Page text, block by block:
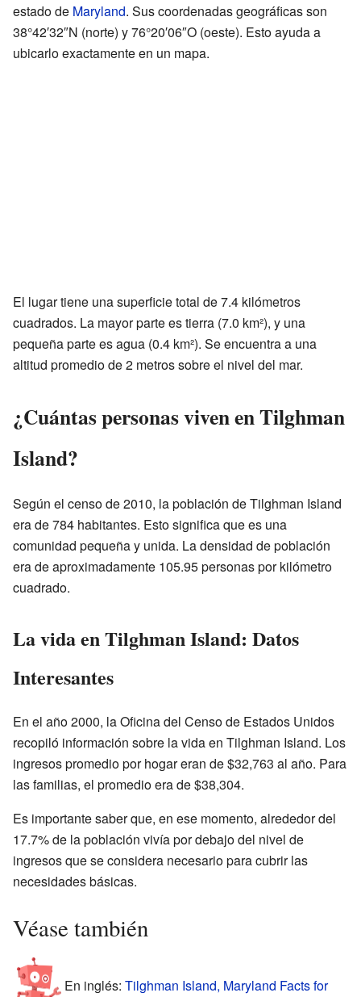
estado de Maryland. Sus coordenadas geográficas son
38°42′32″N (norte) y 76°20′06″O (oeste). Esto ayuda a
ubicarlo exactamente en un mapa.
El lugar tiene una superficie total de 7.4 kilómetros
cuadrados. La mayor parte es tierra (7.0 km²), y una
pequeña parte es agua (0.4 km²). Se encuentra a una
altitud promedio de 2 metros sobre el nivel del mar.
¿Cuántas personas viven en Tilghman
Island?
Según el censo de 2010, la población de Tilghman Island
era de 784 habitantes. Esto significa que es una
comunidad pequeña y unida. La densidad de población
era de aproximadamente 105.95 personas por kilómetro
cuadrado.
La vida en Tilghman Island: Datos
Interesantes
En el año 2000, la Oficina del Censo de Estados Unidos
recopiló información sobre la vida en Tilghman Island. Los
ingresos promedio por hogar eran de $32,763 al año. Para
las familias, el promedio era de $38,304.
Es importante saber que, en ese momento, alrededor del
17.7% de la población vivía por debajo del nivel de
ingresos que se considera necesario para cubrir las
necesidades básicas.
Véase también
En inglés: Tilghman Island, Maryland Facts for